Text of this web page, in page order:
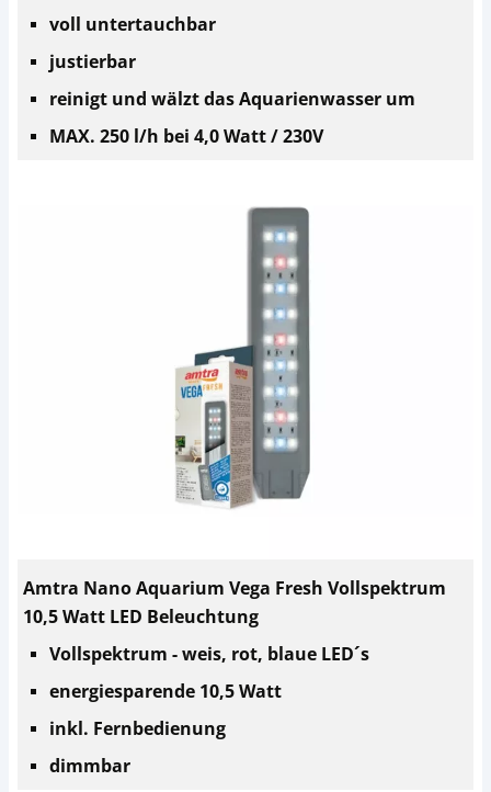
voll untertauchbar
justierbar
reinigt und wälzt das Aquarienwasser um
MAX. 250 l/h bei 4,0 Watt / 230V
Amtra Nano Aquarium Vega Fresh Vollspektrum
10,5 Watt LED Beleuchtung
Vollspektrum - weis, rot, blaue LED´s
energiesparende 10,5 Watt
inkl. Fernbedienung
dimmbar